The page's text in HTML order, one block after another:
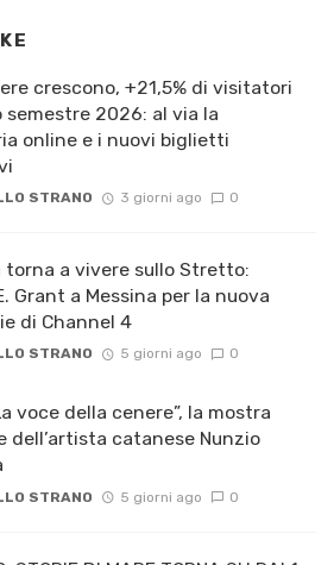
crescono, +21,5% di visitatori
semestre 2026: al via la
online e i nuovi biglietti
STRANO 3 giorni ago 0
torna a vivere sullo Stretto:
Grant a Messina per la nuova
di Channel 4
STRANO 5 giorni ago 0
voce della cenere”, la mostra
dell’artista catanese Nunzio
STRANO 5 giorni ago 0